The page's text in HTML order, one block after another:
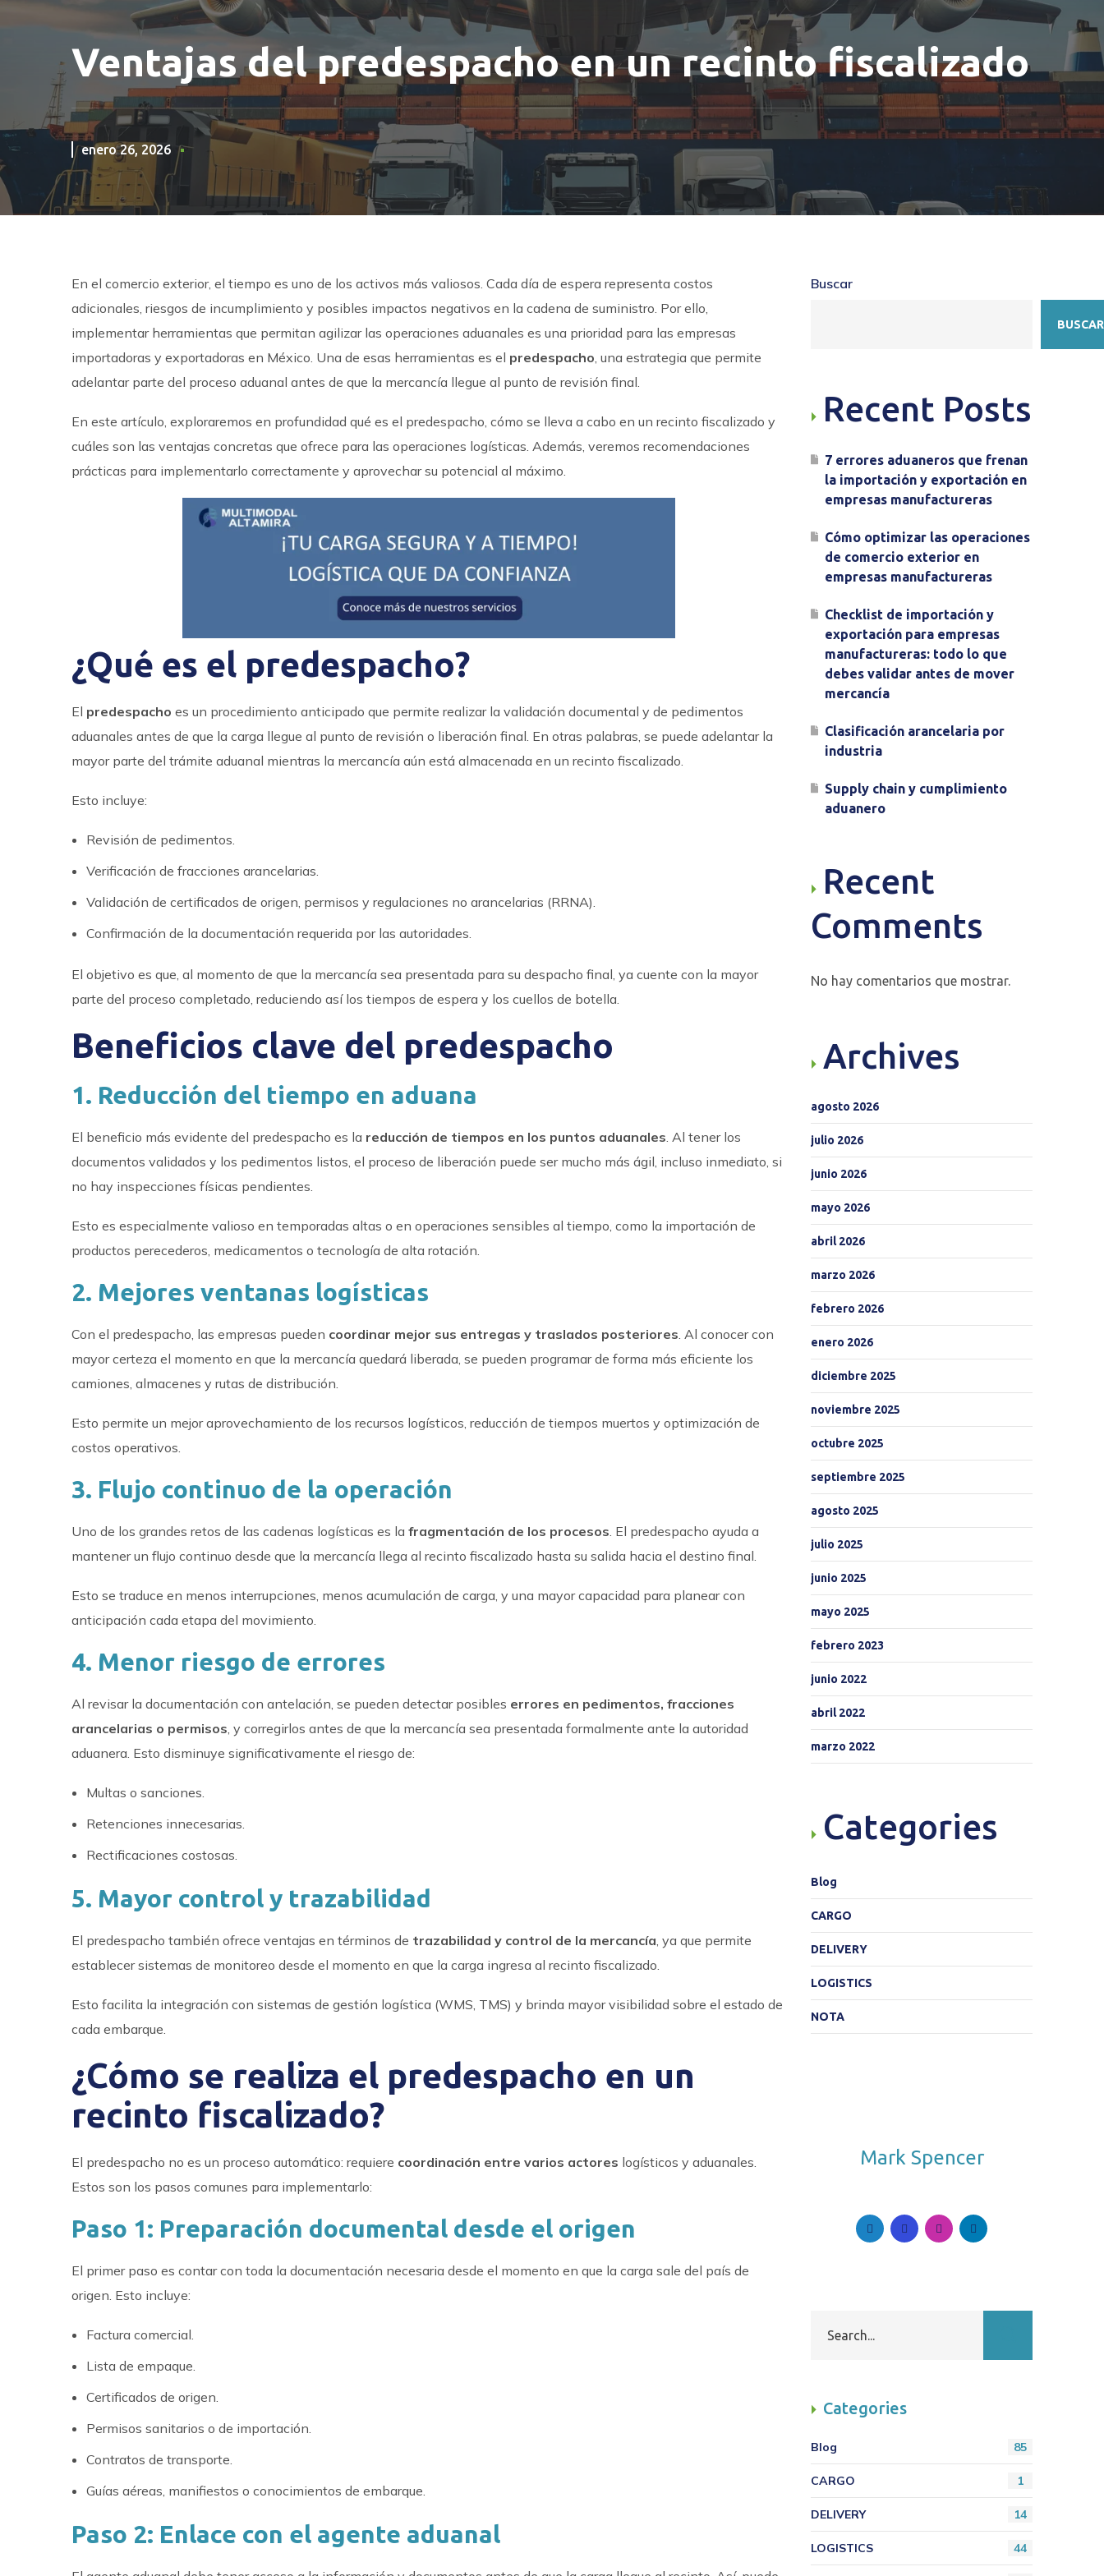
Ventajas del predespacho en un recinto fiscalizado
enero 26, 2026
En el comercio exterior, el tiempo es uno de los activos más valiosos. Cada día de espera representa costos
adicionales, riesgos de incumplimiento y posibles impactos negativos en la cadena de suministro. Por ello,
implementar herramientas que permitan agilizar las operaciones aduanales es una prioridad para las empresas
importadoras y exportadoras en México. Una de esas herramientas es el predespacho, una estrategia que permite
adelantar parte del proceso aduanal antes de que la mercancía llegue al punto de revisión final.
En este artículo, exploraremos en profundidad qué es el predespacho, cómo se lleva a cabo en un recinto fiscalizado y
cuáles son las ventajas concretas que ofrece para las operaciones logísticas. Además, veremos recomendaciones
prácticas para implementarlo correctamente y aprovechar su potencial al máximo.
¿Qué es el predespacho?
El predespacho es un procedimiento anticipado que permite realizar la validación documental y de pedimentos
aduanales antes de que la carga llegue al punto de revisión o liberación final. En otras palabras, se puede adelantar la
mayor parte del trámite aduanal mientras la mercancía aún está almacenada en un recinto fiscalizado.
Esto incluye:
Revisión de pedimentos.
Verificación de fracciones arancelarias.
Validación de certificados de origen, permisos y regulaciones no arancelarias (RRNA).
Confirmación de la documentación requerida por las autoridades.
El objetivo es que, al momento de que la mercancía sea presentada para su despacho final, ya cuente con la mayor
parte del proceso completado, reduciendo así los tiempos de espera y los cuellos de botella.
Beneficios clave del predespacho
1. Reducción del tiempo en aduana
El beneficio más evidente del predespacho es la reducción de tiempos en los puntos aduanales. Al tener los
documentos validados y los pedimentos listos, el proceso de liberación puede ser mucho más ágil, incluso inmediato, si
no hay inspecciones físicas pendientes.
Esto es especialmente valioso en temporadas altas o en operaciones sensibles al tiempo, como la importación de
productos perecederos, medicamentos o tecnología de alta rotación.
2. Mejores ventanas logísticas
Con el predespacho, las empresas pueden coordinar mejor sus entregas y traslados posteriores. Al conocer con
mayor certeza el momento en que la mercancía quedará liberada, se pueden programar de forma más eficiente los
camiones, almacenes y rutas de distribución.
Esto permite un mejor aprovechamiento de los recursos logísticos, reducción de tiempos muertos y optimización de
costos operativos.
3. Flujo continuo de la operación
Uno de los grandes retos de las cadenas logísticas es la fragmentación de los procesos. El predespacho ayuda a
mantener un flujo continuo desde que la mercancía llega al recinto fiscalizado hasta su salida hacia el destino final.
Esto se traduce en menos interrupciones, menos acumulación de carga, y una mayor capacidad para planear con
anticipación cada etapa del movimiento.
4. Menor riesgo de errores
Al revisar la documentación con antelación, se pueden detectar posibles errores en pedimentos, fracciones
arancelarias o permisos, y corregirlos antes de que la mercancía sea presentada formalmente ante la autoridad
aduanera. Esto disminuye significativamente el riesgo de:
Multas o sanciones.
Retenciones innecesarias.
Rectificaciones costosas.
5. Mayor control y trazabilidad
El predespacho también ofrece ventajas en términos de trazabilidad y control de la mercancía, ya que permite
establecer sistemas de monitoreo desde el momento en que la carga ingresa al recinto fiscalizado.
Esto facilita la integración con sistemas de gestión logística (WMS, TMS) y brinda mayor visibilidad sobre el estado de
cada embarque.
¿Cómo se realiza el predespacho en un
recinto fiscalizado?
El predespacho no es un proceso automático: requiere coordinación entre varios actores logísticos y aduanales.
Estos son los pasos comunes para implementarlo:
Paso 1: Preparación documental desde el origen
El primer paso es contar con toda la documentación necesaria desde el momento en que la carga sale del país de
origen. Esto incluye:
Factura comercial.
Lista de empaque.
Certificados de origen.
Permisos sanitarios o de importación.
Contratos de transporte.
Guías aéreas, manifiestos o conocimientos de embarque.
Paso 2: Enlace con el agente aduanal
Buscar
BUSCAR
Recent Posts
7 errores aduaneros que frenan
la importación y exportación en
empresas manufactureras
Cómo optimizar las operaciones
de comercio exterior en
empresas manufactureras
Checklist de importación y
exportación para empresas
manufactureras: todo lo que
debes validar antes de mover
mercancía
Clasificación arancelaria por
industria
Supply chain y cumplimiento
aduanero
Recent
Comments
No hay comentarios que mostrar.
Archives
agosto 2026
julio 2026
junio 2026
mayo 2026
abril 2026
marzo 2026
febrero 2026
enero 2026
diciembre 2025
noviembre 2025
octubre 2025
septiembre 2025
agosto 2025
julio 2025
junio 2025
mayo 2025
febrero 2023
junio 2022
abril 2022
marzo 2022
Categories
Blog
CARGO
DELIVERY
LOGISTICS
NOTA
Mark Spencer
Categories
Blog 85
CARGO 1
DELIVERY 14
LOGISTICS 44